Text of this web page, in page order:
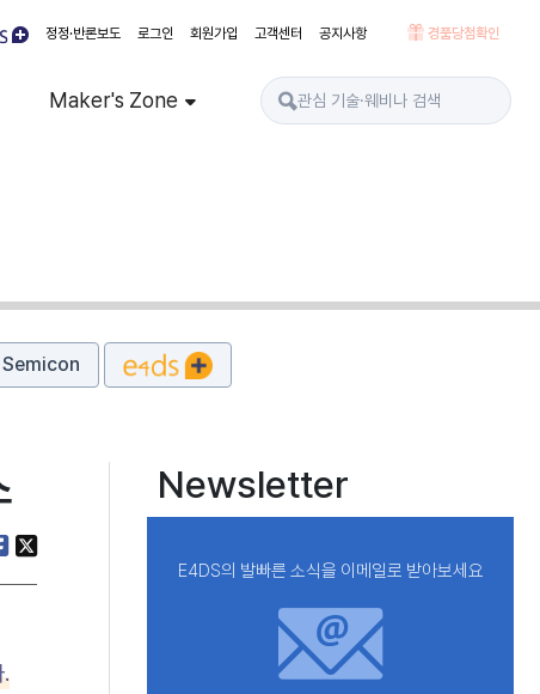
정정·반론보도 로그인 회원가입 고객센터 공지사항 경품당첨확인
Maker's Zone
Newsletter
E4DS의 발빠른 소식을 이메일로 받아보세요